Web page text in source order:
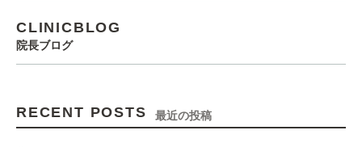
CLINICBLOG
院長ブログ
RECENT POSTS 最近の投稿